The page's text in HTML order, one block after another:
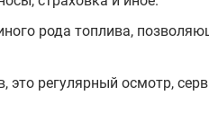
рода топлива,
это регулярный осмотр,